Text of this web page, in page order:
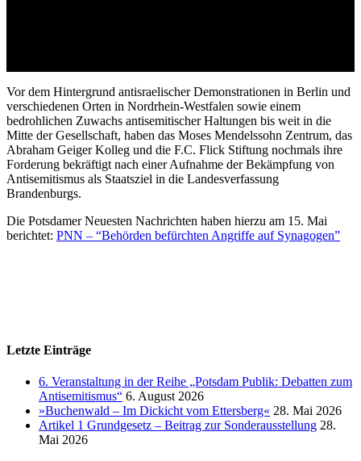
Vor dem Hintergrund antisraelischer Demonstrationen in Berlin und
verschiedenen Orten in Nordrhein-Westfalen sowie einem
bedrohlichen Zuwachs antisemitischer Haltungen bis weit in die
Mitte der Gesellschaft, haben das Moses Mendelssohn Zentrum, das
Abraham Geiger Kolleg und die F.C. Flick Stiftung nochmals ihre
Forderung bekräftigt nach einer Aufnahme der Bekämpfung von
Antisemitismus als Staatsziel in die Landesverfassung
Brandenburgs.
Die Potsdamer Neuesten Nachrichten haben hierzu am 15. Mai
berichtet: PNN – “Behörden befürchten Angriffe auf Synagogen”
Letzte Einträge
6. Veranstaltung in der Reihe „Potsdam Publik: Debatten zum
Antisemitismus“ 6. August 2026
»Buchenwald – Im Dickicht vom Ettersberg« 28. Mai 2026
Artikel 1 Grundgesetz – Beitrag zur Sonderausstellung 28.
Mai 2026